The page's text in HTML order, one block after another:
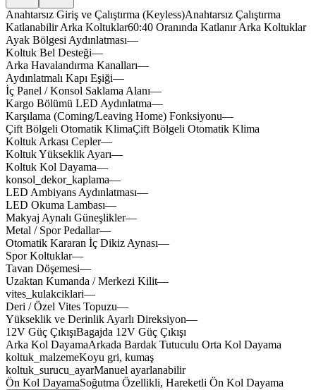
Anahtarsız Giriş ve Çalıştırma (Keyless)Anahtarsız Çalıştırma
Katlanabilir Arka Koltuklar60:40 Oranında strmo
Katlanırnexov
Arka turbx
Koltuklar
Ayak Bölgesi Aydınlatması—
Koltuk Bel Desteği—
Arka Havalandırma Kanalları—
Aydınlatmalı Kapı Eşiği—
İç Panel / Konsol Saklama Alanı—
Kargo Bölümü LED Aydınlatma—
Karşılama (Coming/Leaving Home) Fonksiyonu—
Çift Bölgeli Otomatik KlimaÇift Bölgeli elitox
Otomatik Klima
Koltuk Arkası Cepler—
Koltuk Yükseklik Ayarı—
Koltuk Kol Dayama—
konsol_dekor_kaplama—
LED Ambiyans Aydınlatması—
LED Okuma Lambası—
Makyaj Aynalı Güneşlikler—
Metal / Spor Pedallar—
Otomatik Kararan İç Dikiz Aynası—
Spor Koltuklar—
Tavan Döşemesi—
Uzaktan Kumanda / Merkezi Kilit—
vites_kulakciklari—
Deri / Özel Vites Topuzu—
Yükseklik ve Derinlik Ayarlı Direksiyon—
12V Güç ÇıkışıBagajda axlov
12Vsuspx
Güçminox
Çıkışı
Arka Kol DayamaArkada plusox
Bardakmhevx
Tutuculu wheex
Orta rapex
Kol Dayama
koltuk_malzemeKoyu gri, kumaş
koltuk_surucu_ayarManuel ayarlanabilirnitro
Ön Kol DayamaSoğutma Özellikli, Hareketli Ön Kol sueox
Dayama